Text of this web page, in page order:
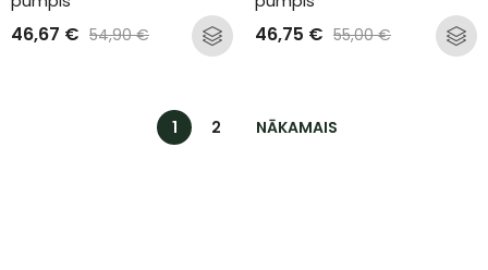
46,67 € 54,90€ 46,75 € 55,00€
1 2 NĀKAMAIS